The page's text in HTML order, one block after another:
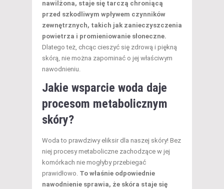
nawilżona, staje się tarczą chroniącą
przed szkodliwym wpływem czynników
zewnętrznych, takich jak zanieczyszczenia
powietrza i promieniowanie słoneczne.
Dlatego też, chcąc cieszyć się zdrową i piękną
skórą, nie można zapominać o jej właściwym
nawodnieniu.
Jakie wsparcie woda daje
procesom metabolicznym
skóry?
Woda to prawdziwy eliksir dla naszej skóry! Bez
niej procesy metaboliczne zachodzące w jej
komórkach nie mogłyby przebiegać
prawidłowo. To właśnie odpowiednie
nawodnienie sprawia, że skóra staje się